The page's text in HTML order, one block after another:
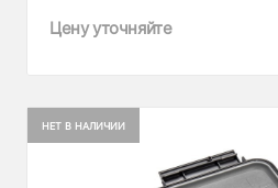
Цену уточняйте
НЕТ В НАЛИЧИИ